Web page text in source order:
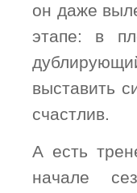
он даже
этапе: в
выставить
счастлив.
А есть
начале